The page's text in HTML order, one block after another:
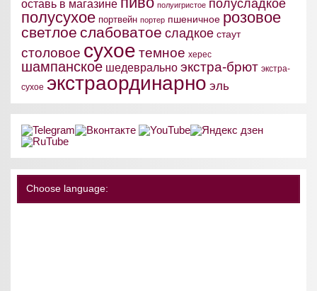
оставь в магазине полуигристое полусладкое
полусухое портвейн портер пшеничное розовое
светлое слабоватое сладкое стаут
столовое сухое темное херес
шампанское шедеврально экстра-брют экстра-
сухое экстраординарно эль
Choose language: